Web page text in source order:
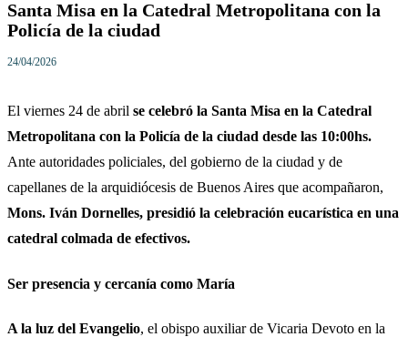
Santa Misa en la Catedral Metropolitana con la
Policía de la ciudad
24/04/2026
El viernes 24 de abril se celebró la Santa Misa en la Catedral
Metropolitana con la Policía de la ciudad desde las 10:00hs.
Ante autoridades policiales, del gobierno de la ciudad y de
capellanes de la arquidiócesis de Buenos Aires que acompañaron,
Mons. Iván Dornelles, presidió la celebración eucarística en una
catedral colmada de efectivos.
Ser presencia y cercanía como María
A la luz del Evangelio, el obispo auxiliar de Vicaria Devoto en la